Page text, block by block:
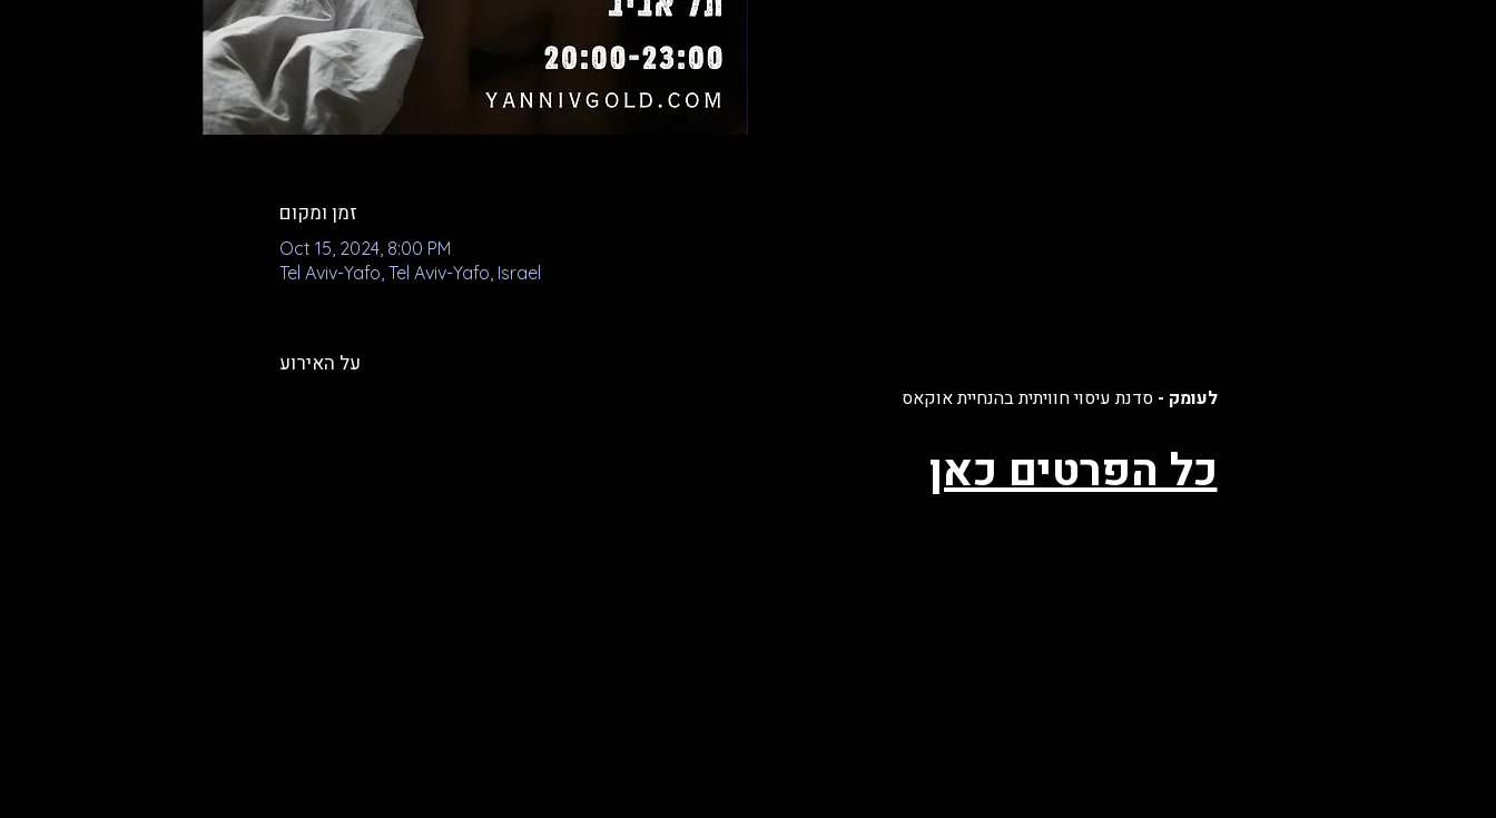
זמן ומקום
Oct 15, 2024, 8:00 PM
Tel Aviv-Yafo, Tel Aviv-Yafo, Israel
על האירוע
לעומק - סדנת עיסוי חוויתית בהנחיית אוקאס
כל הפרטים כאן